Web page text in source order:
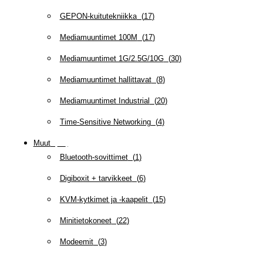
GEPON-kuitutekniikka(17)
Mediamuuntimet 100M (17)
Mediamuuntimet 1G/2.5G/10G(30)
Mediamuuntimet hallittavat(8)
Mediamuuntimet Industrial (20)
Time-Sensitive Networking(4)
Muut(
Bluetooth-sovittimet(1 )
Digiboxit + tarvikkeet(6)
KVM-kytkimet ja -kaapelit(15)
Minitietokoneet(22)
Modeemit(3)